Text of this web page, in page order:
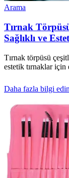
Arama
Tırnak
Sağlıklı ve
Tırnak törpüsü
estetik tırnaklar için
Daha fazla bilgi